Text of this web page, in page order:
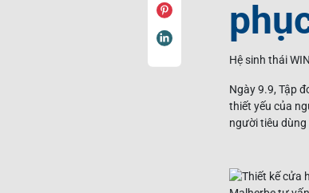
Hệ sinh thái
Ngày 9.9, Tập
thiết yếu của
người tiêu dùng